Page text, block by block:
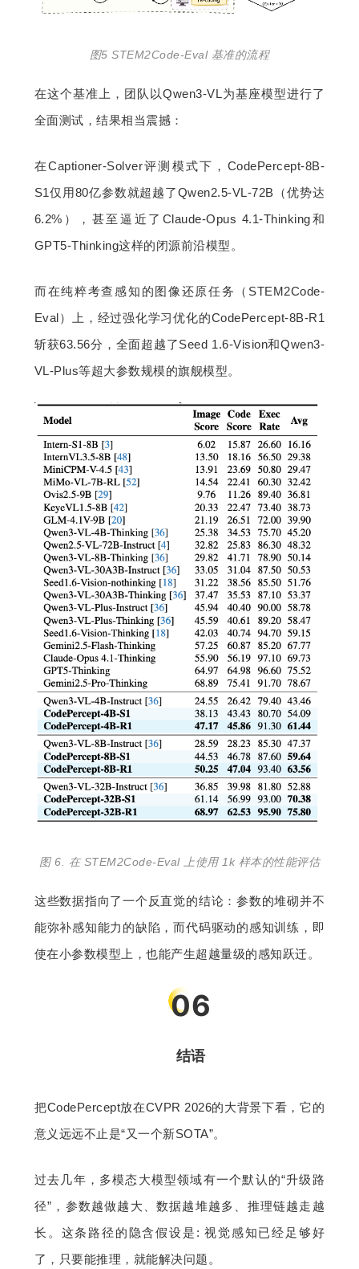
图5 STEM2Code-Eval 基准的流程
在这个基准上，团队以Qwen3-VL为基座模型进行了
全面测试，结果相当震撼：
在Captioner-Solver评测模式下，CodePercept-8B-
S1仅用80亿参数就超越了Qwen2.5-VL-72B（优势达
6.2%），甚至逼近了Claude-Opus 4.1-Thinking和
GPT5-Thinking这样的闭源前沿模型。
而在纯粹考查感知的图像还原任务（STEM2Code-
Eval）上，经过强化学习优化的CodePercept-8B-R1
斩获63.56分，全面超越了Seed 1.6-Vision和Qwen3-
VL-Plus等超大参数规模的旗舰模型。
图 6. 在 STEM2Code-Eval 上使用 1k 样本的性能评估
这些数据指向了一个反直觉的结论：参数的堆砌并不
能弥补感知能力的缺陷，而代码驱动的感知训练，即
使在小参数模型上，也能产生超越量级的感知跃迁。
06
结语
把CodePercept放在CVPR 2026的大背景下看，它的
意义远远不止是“又一个新SOTA”。
过去几年，多模态大模型领域有一个默认的“升级路
径”，参数越做越大、数据越堆越多、推理链越走越
长。这条路径的隐含假设是: 视觉感知已经足够好
了，只要能推理，就能解决问题。